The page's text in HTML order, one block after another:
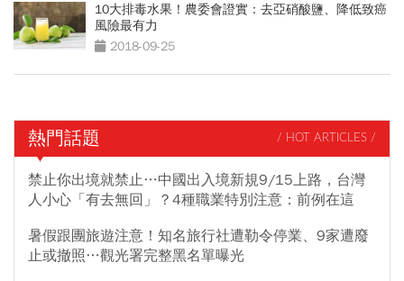
10大排毒水果！農委會證實：去亞硝酸鹽、降低致癌
風險最有力
2018-09-25
熱門話題 / HOT ARTICLES /
禁止你出境就禁止…中國出入境新規9/15上路，台灣
人小心「有去無回」？4種職業特別注意：前例在這
暑假跟團旅遊注意！知名旅行社遭勒令停業、9家遭廢
止或撤照…觀光署完整黑名單曝光